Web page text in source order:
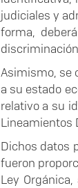
judiciales y
forma,
Asimismo, se
a su estado
relativo a su
Lineamientos
Dichos datos
fueron
Ley